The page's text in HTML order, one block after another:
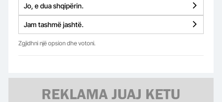
Jo, e dua shqipërin.
Jam tashmë jashtë.
Zgjidhni një opsion dhe votoni.